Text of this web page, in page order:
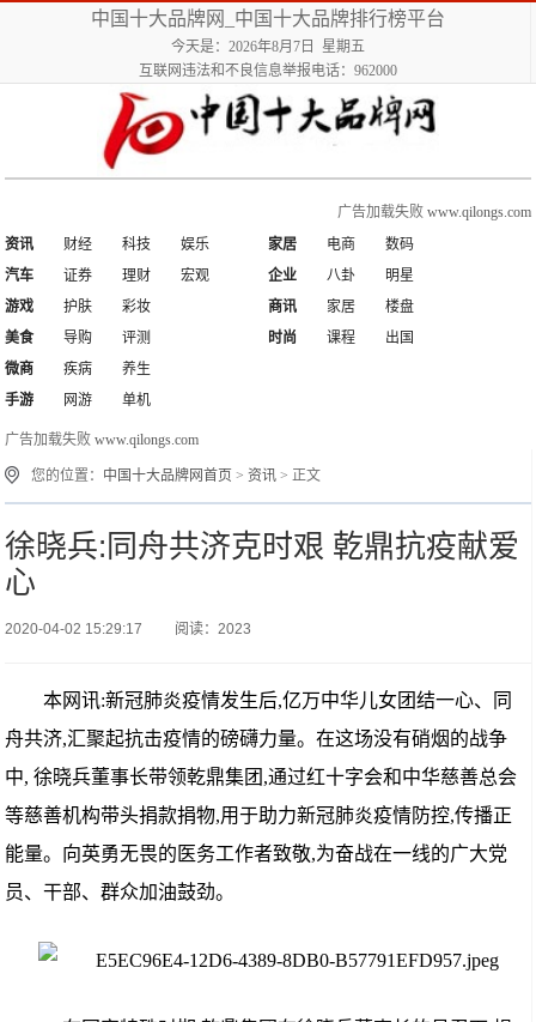
中国十大品牌网_中国十大品牌排行榜平台
今天是：2026年8月7日 星期五
互联网违法和不良信息举报电话：962000
广告加载失败 www.qilongs.com
资讯
财经 科技
娱乐
汽车
证券 理财 宏观
家居 电商
数码
企业
八卦
明星
游戏
护肤
彩妆
美食
导购 评测
商讯 家居
楼盘
时尚
课程
出国
微商
疾病
养生
手游
网游 单机
广告加载失败www.qilongs.com
您的位置： 中国十大品牌网首页 >资讯 > 正文
徐晓兵:同舟共济克时艰 乾鼎抗疫献爱
心
2020-04-02 15:29:17 阅读：2023
本网讯:新冠肺炎疫情发生后,亿万中华儿女团结一心、同
舟共济,汇聚起抗击疫情的磅礴力量。在这场没有硝烟的战争
中, 徐晓兵董事长带领乾鼎集团,通过红十字会和中华慈善总会
等慈善机构带头捐款捐物,用于助力新冠肺炎疫情防控,传播正
能量。向英勇无畏的医务工作者致敬,为奋战在一线的广大党
员、干部、群众加油鼓劲。